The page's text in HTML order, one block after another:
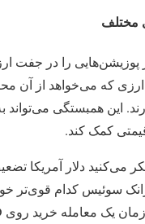
پوزیشن‌هایی را در جفت
که می‌خواهد از آن
این همبستگی
کمک کند.
می‌کنید دلار آمریکا
سوئیس کدام قوی‌تر